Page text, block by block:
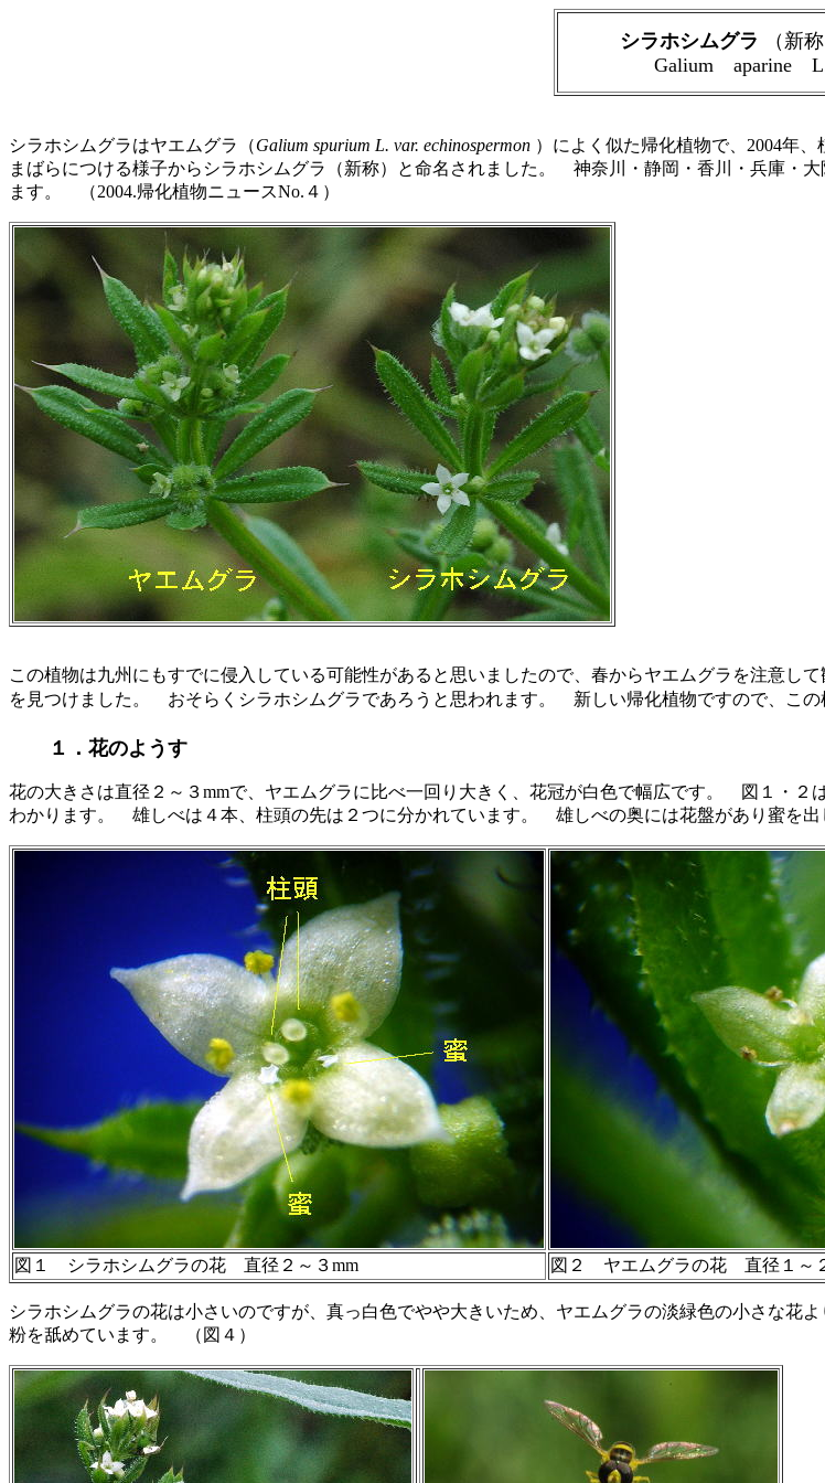
シラホシムグラ （新
Galium aparine
シラホシムグラはヤエムグラ（Galium spurium L. var. echinospermon ）によく似た帰化植物で、2004年
まばらにつける様子からシラホシムグラ（新称）と命名されました。 神奈川・静岡・香川・兵庫・
ます。 （2004.帰化植物ニュースNo.４）
この植物は九州にもすでに侵入している可能性があると思いましたので、春からヤエムグラを注意し
を見つけました。 おそらくシラホシムグラであろうと思われます。 新しい帰化植物ですので、この
１．花のようす
花の大きさは直径２～３mmで、ヤエムグラに比べ一回り大きく、花冠が白色で幅広です。 図１・
わかります。 雄しべは４本、柱頭の先は２つに分かれています。 雄しべの奥には花盤があり蜜を
図１ シラホシムグラの花 直径２～３mm 図２ ヤエムグラの花 直径１～
シラホシムグラの花は小さいのですが、真っ白色でやや大きいため、ヤエムグラの淡緑色の小さな
粉を舐めています。 （図４）